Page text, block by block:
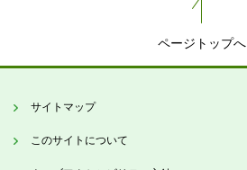
ページトップへ
サイトマップ
このサイトについて